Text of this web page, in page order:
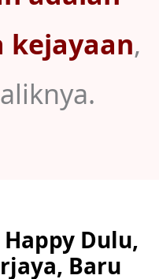
kejayaan,
Dulu,
Baru